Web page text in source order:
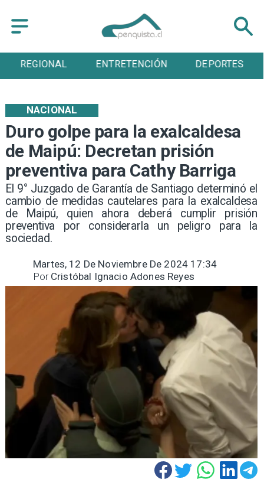
REGIONAL ENTRETENCIÓN DEPORTES
Duro golpe para la exalcaldesa
de Maipú: Decretan prisión
preventiva para Cathy Barriga
​El 9° Juzgado de Garantía de Santiago determinó el
cambio de medidas cautelares para la exalcaldesa
de Maipú, quien ahora deberá cumplir prisión
preventiva por considerarla un peligro para la
sociedad.
NACIONAL
Martes, 12 De Noviembre De 2024 17:34
Cristóbal Ignacio Adones Reyes
Por